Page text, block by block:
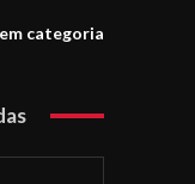
categoria